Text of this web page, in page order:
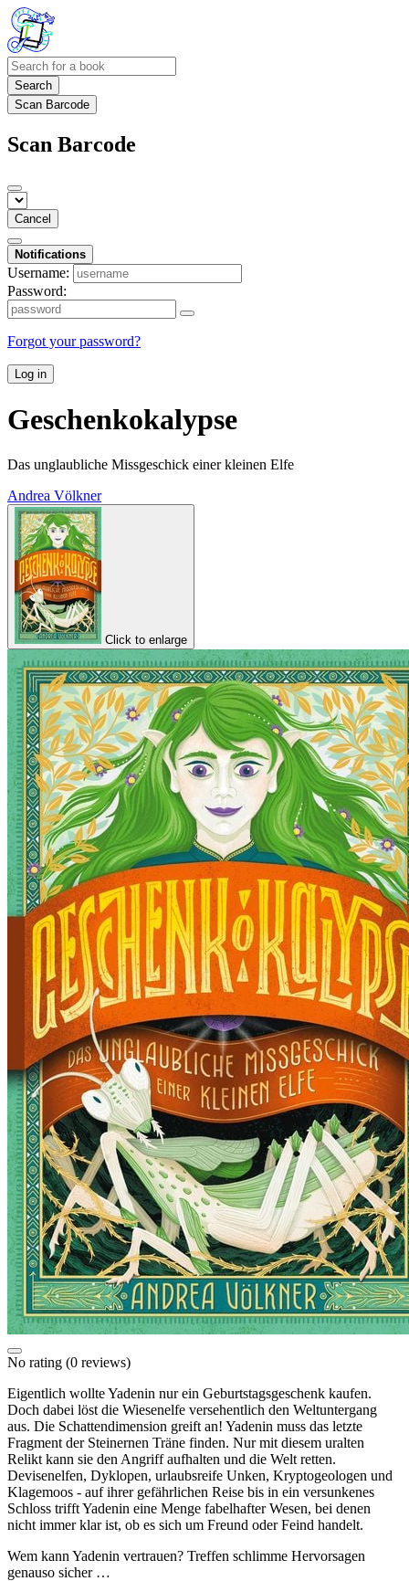
Search
Scan Barcode
Scan Barcode
Cancel
Notifications
Username:
Password:
Forgot your password?
Log in
Geschenkokalypse
Das unglaubliche Missgeschick einer kleinen Elfe
Andrea Völkner
Click to enlarge
No rating (0 reviews)
Eigentlich wollte Yadenin nur ein Geburtstagsgeschenk kaufen.
Doch dabei löst die Wiesenelfe versehentlich den Weltuntergang
aus. Die Schattendimension greift an! Yadenin muss das letzte
Fragment der Steinernen Träne finden. Nur mit diesem uralten
Relikt kann sie den Angriff aufhalten und die Welt retten.
Devisenelfen, Dyklopen, urlaubsreife Unken, Kryptogeologen und
Klagemoos - auf ihrer gefährlichen Reise bis in ein versunkenes
Schloss trifft Yadenin eine Menge fabelhafter Wesen, bei denen
nicht immer klar ist, ob es sich um Freund oder Feind handelt.
Wem kann Yadenin vertrauen? Treffen schlimme Hervorsagen
genauso sicher …